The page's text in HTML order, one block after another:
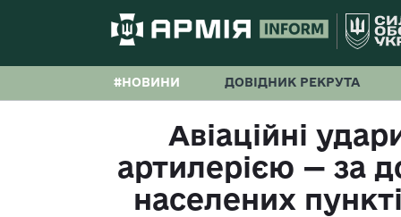
#НОВИНИ ДОВІДНИК РЕКРУТА
Авіаційні
артилерією — за
населених